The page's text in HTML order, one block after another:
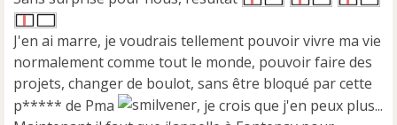
a
g
e
n
o
n
l
J'en ai marre, je voudrais tellement pouvoir vivre ma vie
normalement comme tout le monde, pouvoir faire des
projets, changer de boulot, sans être bloqué par cette
p***** de Pma
, je crois que j'en peux plus...